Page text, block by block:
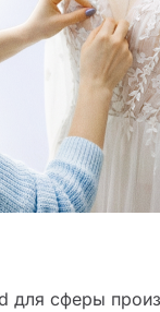
для сферы